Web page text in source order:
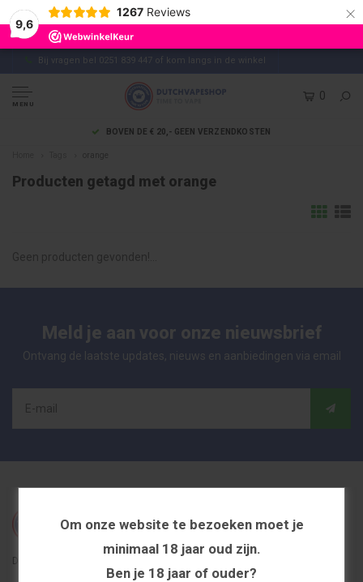
Om onze website te bezoeken moet je
minimaal 18 jaar oud zijn.
Ben je 18 jaar of ouder?
9,6
1267 Reviews ×
Bij vragen bel 0251 839 447 of kom langs in de winkel
MENU
0
BOVEN DE € 20,- GEEN VERZENDKOSTEN
orange
Producten getagd met orange
Geen producten gevonden!...
Meld je aan voor onze nieuwsbrief
Ontvang de laatste updates, nieuws en aanbiedingen via email
De beste en voordeligste vapeshop in Nederland